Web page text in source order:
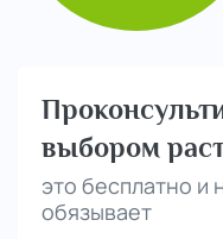
выбором
это бесплатно и
обязывает